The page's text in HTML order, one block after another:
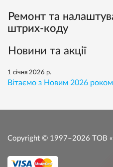
Ремонт та
штрих-коду
Новини та акції
1 січня 2026 р.
Вітаємо з Новим 2026
Copyright © 1997–2026 ТОВ